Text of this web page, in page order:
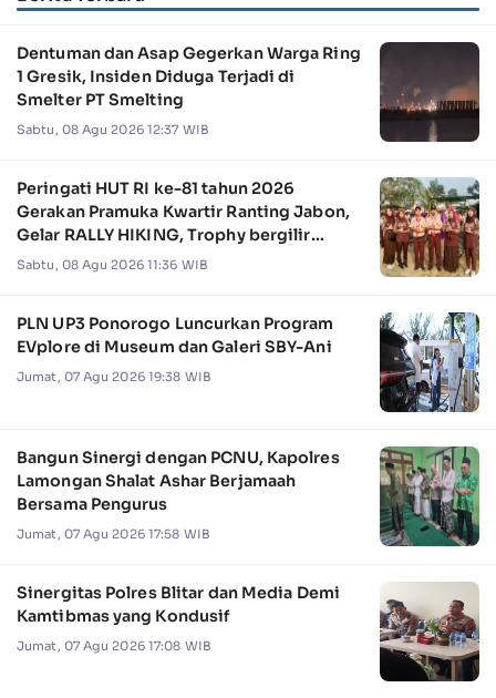
Dentuman dan Asap Gegerkan Warga Ring
1 Gresik, Insiden Diduga Terjadi di
Smelter PT Smelting
Sabtu, 08 Agu 2026 12:37 WIB
Peringati HUT RI ke-81 tahun 2026
Gerakan Pramuka Kwartir Ranting Jabon,
Gelar RALLY HIKING, Trophy bergilir
Camat Jabon
Sabtu, 08 Agu 2026 11:36 WIB
PLN UP3 Ponorogo Luncurkan Program
EVplore di Museum dan Galeri SBY-Ani
Jumat, 07 Agu 2026 19:38 WIB
Bangun Sinergi dengan PCNU, Kapolres
Lamongan Shalat Ashar Berjamaah
Bersama Pengurus
Jumat, 07 Agu 2026 17:58 WIB
Sinergitas Polres Blitar dan Media Demi
Kamtibmas yang Kondusif
Jumat, 07 Agu 2026 17:08 WIB